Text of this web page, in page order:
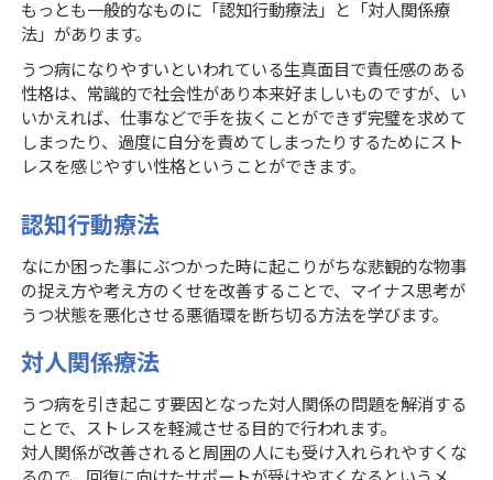
もっとも一般的なものに「認知行動療法」と「対人関係療
法」があります。
うつ病になりやすいといわれている生真面目で責任感のある
性格は、常識的で社会性があり本来好ましいものですが、い
いかえれば、仕事などで手を抜くことができず完璧を求めて
しまったり、過度に自分を責めてしまったりするためにスト
レスを感じやすい性格ということができます。
認知行動療法
なにか困った事にぶつかった時に起こりがちな悲観的な物事
の捉え方や考え方のくせを改善することで、マイナス思考が
うつ状態を悪化させる悪循環を断ち切る方法を学びます。
対人関係療法
うつ病を引き起こす要因となった対人関係の問題を解消する
ことで、ストレスを軽減させる目的で行われます。
対人関係が改善されると周囲の人にも受け入れられやすくな